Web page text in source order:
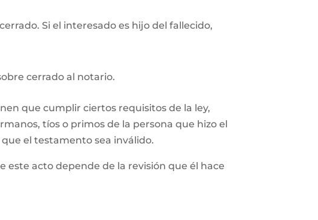
Si el interesado es hijo del fallecido,
cerrado al notario.
que cumplir ciertos requisitos de la ley,
tíos o primos de la persona que hizo el
el testamento sea inválido.
este acto depende de la revisión que él hace